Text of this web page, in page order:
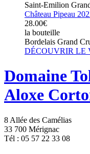
Saint-Emilion
Château Pipeau
28.00€
la bouteille
Bordelais Grand
DÉCOUVRIR LE
Domaine
Aloxe
8 Allée des Camélias
33 700 Mérignac
Tél : 05 57 22 33 08